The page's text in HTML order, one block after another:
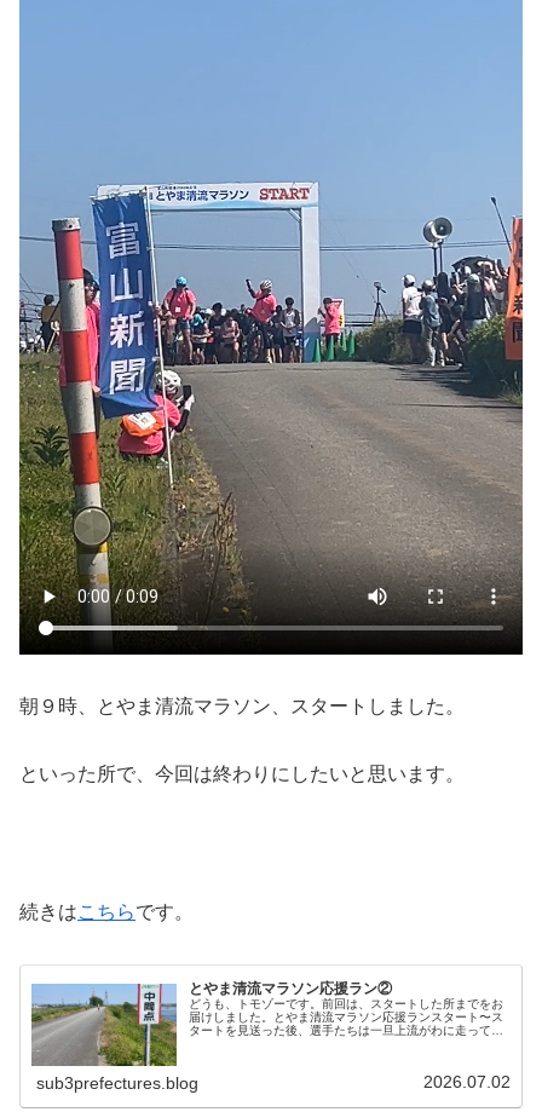
朝９時、とやま清流マラソン、スタートしました。
といった所で、今回は終わりにしたいと思います。
続きはこちらです。
とやま清流マラソン応援ラン②
どうも、トモゾーです。前回は、スタートした所までをお
届けしました。とやま清流マラソン応援ランスタート〜ス
タートを見送った後、選手たちは一旦上流がわに走ってい
sub3prefectures.blog 2026.07.02